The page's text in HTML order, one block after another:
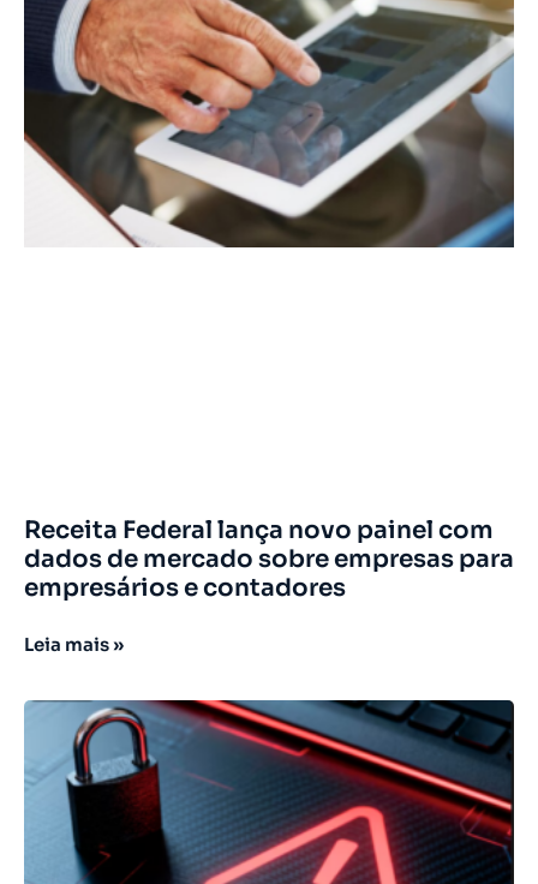
Receita Federal lança novo painel com
dados de mercado sobre empresas para
empresários e contadores
Leia mais »